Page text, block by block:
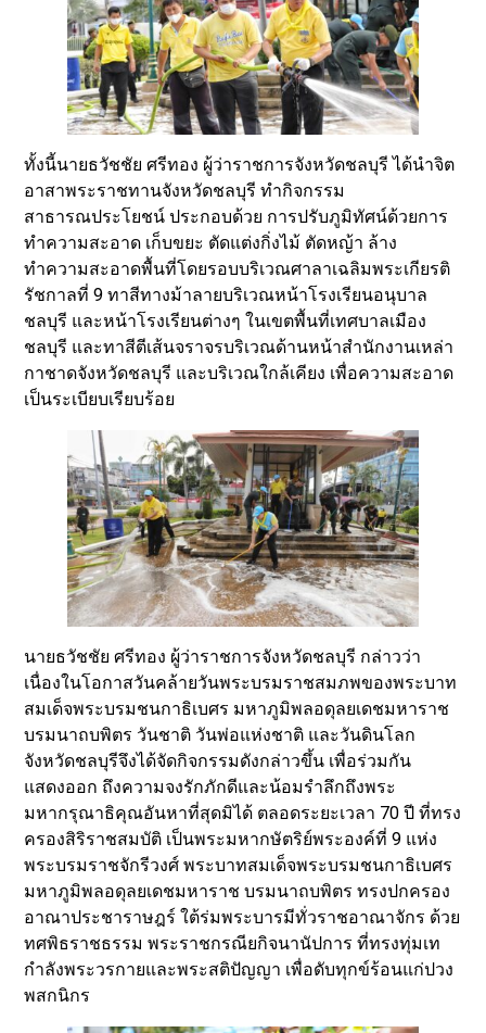
ทั้งนี้นายธวัชชัย ศรีทอง ผู้ว่าราชการจังหวัดชลบุรี ได้นำจิต
อาสาพระราชทานจังหวัดชลบุรี ทำกิจกรรม
สาธารณประโยชน์ ประกอบด้วย การปรับภูมิทัศน์ด้วยการ
ทำความสะอาด เก็บขยะ ตัดแต่งกิ่งไม้ ตัดหญ้า ล้าง
ทำความสะอาดพื้นที่โดยรอบบริเวณศาลาเฉลิมพระเกียรติ
รัชกาลที่ 9 ทาสีทางม้าลายบริเวณหน้าโรงเรียนอนุบาล
ชลบุรี และหน้าโรงเรียนต่างๆ ในเขตพื้นที่เทศบาลเมือง
ชลบุรี และทาสีตีเส้นจราจรบริเวณด้านหน้าสำนักงานเหล่า
กาชาดจังหวัดชลบุรี และบริเวณใกล้เคียง เพื่อความสะอาด
เป็นระเบียบเรียบร้อย
นายธวัชชัย ศรีทอง ผู้ว่าราชการจังหวัดชลบุรี กล่าวว่า
เนื่องในโอกาสวันคล้ายวันพระบรมราชสมภพของพระบาท
สมเด็จพระบรมชนกาธิเบศร มหาภูมิพลอดุลยเดชมหาราช
บรมนาถบพิตร วันชาติ วันพ่อแห่งชาติ และวันดินโลก
จังหวัดชลบุรีจึงได้จัดกิจกรรมดังกล่าวขึ้น เพื่อร่วมกัน
แสดงออก ถึงความจงรักภักดีและน้อมรำลึกถึงพระ
มหากรุณาธิคุณอันหาที่สุดมิได้ ตลอดระยะเวลา 70 ปี ที่ทรง
ครองสิริราชสมบัติ เป็นพระมหากษัตริย์พระองค์ที่ 9 แห่ง
พระบรมราชจักรีวงศ์ พระบาทสมเด็จพระบรมชนกาธิเบศร
มหาภูมิพลอดุลยเดชมหาราช บรมนาถบพิตร ทรงปกครอง
อาณาประชาราษฎร์ ใต้ร่มพระบารมีทั่วราชอาณาจักร ด้วย
ทศพิธราชธรรม พระราชกรณียกิจนานัปการ ที่ทรงทุ่มเท
กำลังพระวรกายและพระสติปัญญา เพื่อดับทุกข์ร้อนแก่ปวง
พสกนิกร